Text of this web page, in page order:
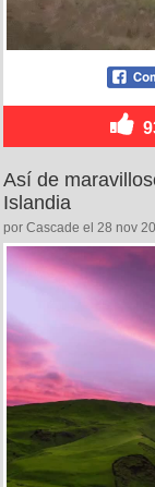
Así de
Islandia
por Cascade el 28 nov